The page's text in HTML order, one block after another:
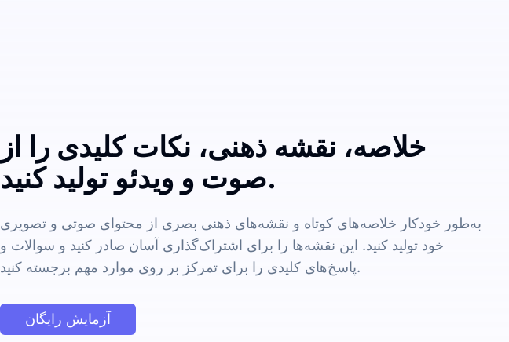
خلاصه، نقشه ذهنی، نکات کلیدی را از
صوت و ویدئو تولید کنید.
به‌طور خودکار خلاصه‌های کوتاه و نقشه‌های ذهنی بصری از محتوای صوتی و تصویری
خود تولید کنید. این نقشه‌ها را برای اشتراک‌گذاری آسان صادر کنید و سوالات و
پاسخ‌های کلیدی را برای تمرکز بر روی موارد مهم برجسته کنید.
آزمایش رایگان